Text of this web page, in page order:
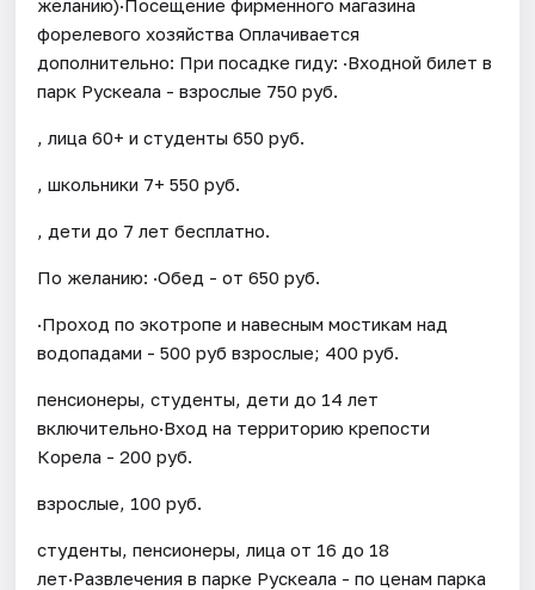
желанию)·Посещение фирменного магазина
форелевого хозяйства Оплачивается
дополнительно: При посадке гиду: ·Входной билет в
парк Рускеала - взрослые 750 руб.
, лица 60+ и студенты 650 руб.
, школьники 7+ 550 руб.
, дети до 7 лет бесплатно.
По желанию: ·Обед - от 650 руб.
·Проход по экотропе и навесным мостикам над
водопадами - 500 руб взрослые; 400 руб.
пенсионеры, студенты, дети до 14 лет
включительно·Вход на территорию крепости
Корела - 200 руб.
взрослые, 100 руб.
студенты, пенсионеры, лица от 16 до 18
лет·Развлечения в парке Рускеала - по ценам парка